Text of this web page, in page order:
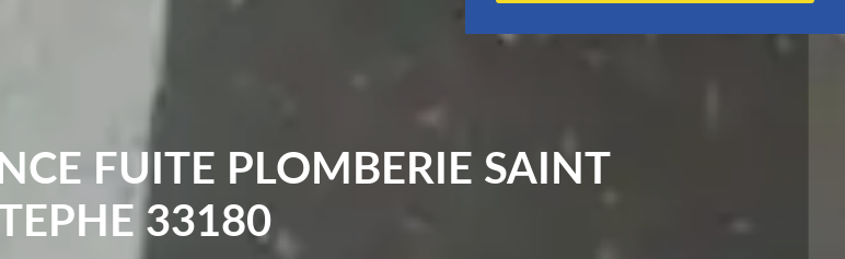
FUITE PLOMBERIE SAINT
33180